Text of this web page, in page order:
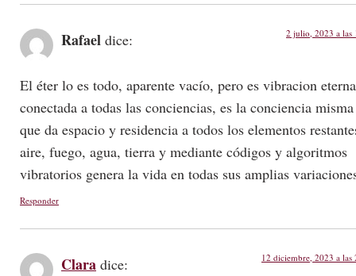
Rafael dice: 2 julio, 2023 a las
El éter lo es todo, aparente vacío, pero es vibracion eterna
conectada a todas las conciencias, es la conciencia misma
que da espacio y residencia a todos los elementos
aire, fuego, agua, tierra y mediante códigos y algoritmos
vibratorios genera la vida en todas sus amplias
Responder
Clara dice: 12 diciembre, 2023 a las